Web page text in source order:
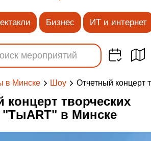
Бизнес ИТ и интернет
в Минске Шоу Отчетный концерт
концерт творческих
"ТыART" в Минске